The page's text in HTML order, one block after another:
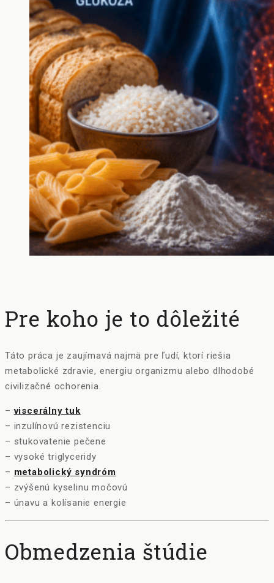
Pre koho je to dôležité
Táto práca je zaujímavá najmä pre ľudí, ktorí riešia
metabolické zdravie, energiu organizmu alebo dlhodobé
civilizačné ochorenia.
–viscerálny tuk
– inzulínovú rezistenciu
– stukovatenie pečene
– vysoké triglyceridy
– metabolický syndróm
– zvýšenú kyselinu močovú
– únavu a kolísanie energie
Obmedzenia štúdie